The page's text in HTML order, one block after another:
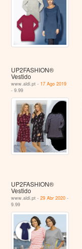
UP2FASHION®
Vestido
www.aldi.pt - 17 Ago 2019
- 9.99
UP2FASHION®
Vestido
www.aldi.pt -29 Abr 2020 -
9.99